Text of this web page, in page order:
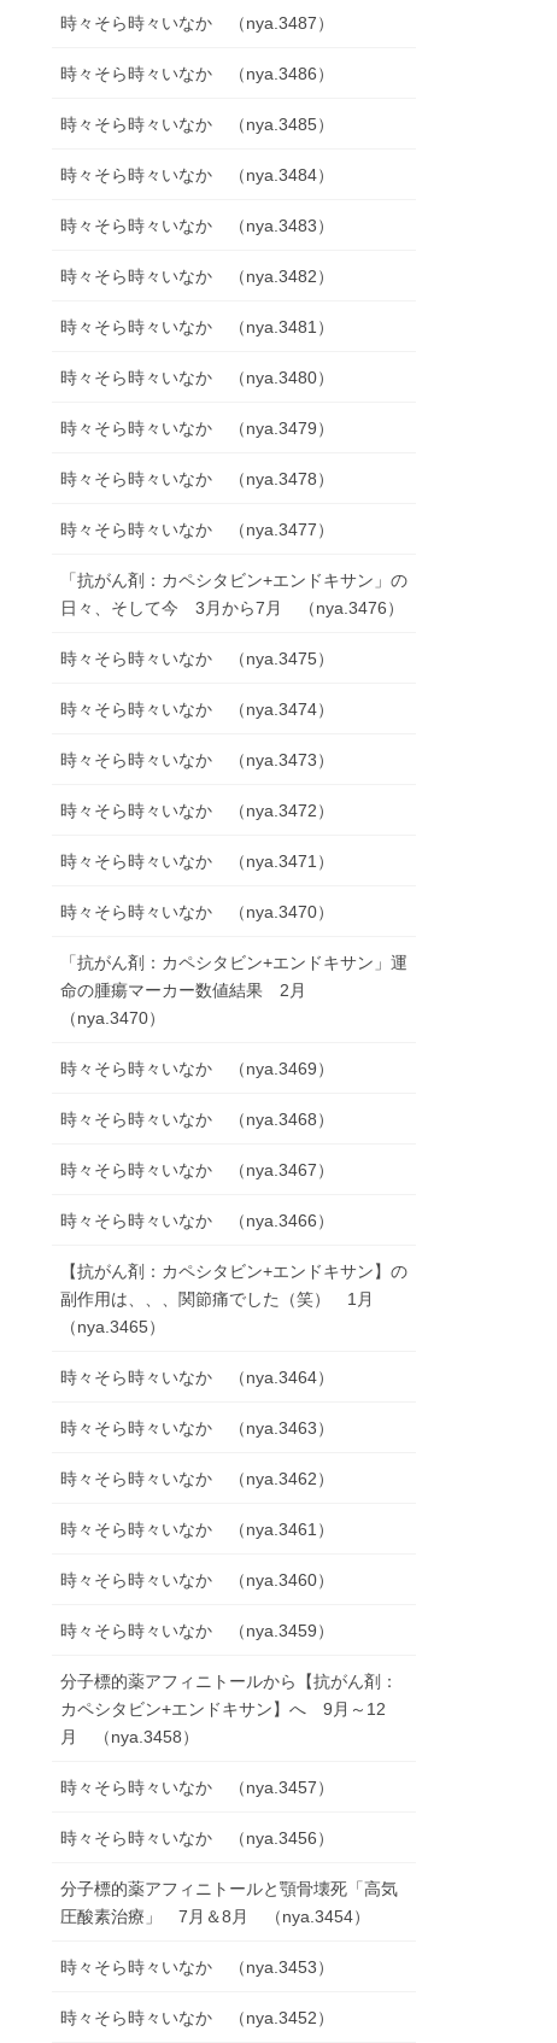
時々そら時々いなか （nya.3487）
時々そら時々いなか （nya.3486）
時々そら時々いなか （nya.3485）
時々そら時々いなか （nya.3484）
時々そら時々いなか （nya.3483）
時々そら時々いなか （nya.3482）
時々そら時々いなか （nya.3481）
時々そら時々いなか （nya.3480）
時々そら時々いなか （nya.3479）
時々そら時々いなか （nya.3478）
時々そら時々いなか （nya.3477）
「抗がん剤：カペシタビン+エンドキサン」の
日々、そして今 3月から7月 （nya.3476）
時々そら時々いなか （nya.3475）
時々そら時々いなか （nya.3474）
時々そら時々いなか （nya.3473）
時々そら時々いなか （nya.3472）
時々そら時々いなか （nya.3471）
時々そら時々いなか （nya.3470）
「抗がん剤：カペシタビン+エンドキサン」運
命の腫瘍マーカー数値結果 2月
（nya.3470）
時々そら時々いなか （nya.3469）
時々そら時々いなか （nya.3468）
時々そら時々いなか （nya.3467）
時々そら時々いなか （nya.3466）
【抗がん剤：カペシタビン+エンドキサン】の
副作用は、、、関節痛でした（笑） 1月
（nya.3465）
時々そら時々いなか （nya.3464）
時々そら時々いなか （nya.3463）
時々そら時々いなか （nya.3462）
時々そら時々いなか （nya.3461）
時々そら時々いなか （nya.3460）
時々そら時々いなか （nya.3459）
分子標的薬アフィニトールから【抗がん剤：
カペシタビン+エンドキサン】へ 9月～12
月 （nya.3458）
時々そら時々いなか （nya.3457）
時々そら時々いなか （nya.3456）
分子標的薬アフィニトールと顎骨壊死「高気
圧酸素治療」 7月＆8月 （nya.3454）
時々そら時々いなか （nya.3453）
時々そら時々いなか （nya.3452）